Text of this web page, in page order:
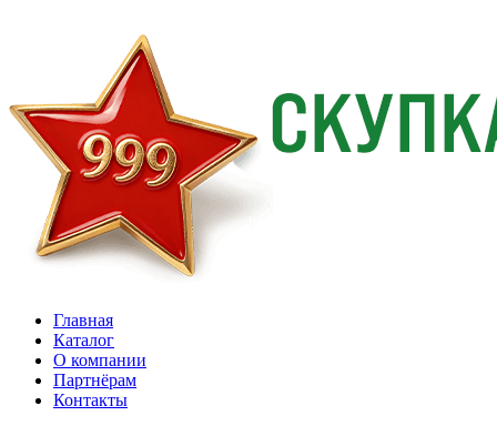
Главная
Каталог
О компании
Партнёрам
Контакты